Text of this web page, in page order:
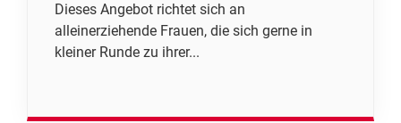
Dieses Angebot richtet sich an
alleinerziehende Frauen, die sich gerne in
kleiner Runde zu ihrer...